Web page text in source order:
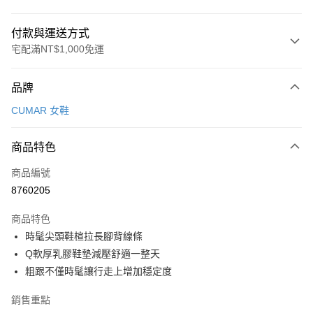
付款與運送方式
宅配滿NT$1,000免運
信用卡一次付款
Apple Pay
街口支付
宅配
每筆NT$90，滿NT$1,000(含以上)免運費
品牌
CUMAR 女鞋
商品特色
商品編號
8760205
商品特色
時髦尖頭鞋楦拉長腳背線條
Q軟厚乳膠鞋墊減壓舒適一整天
粗跟不僅時髦讓行走上增加穩定度
銷售重點